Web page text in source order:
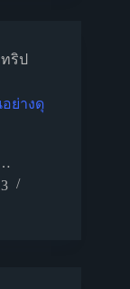
ริป
ย่างดุ